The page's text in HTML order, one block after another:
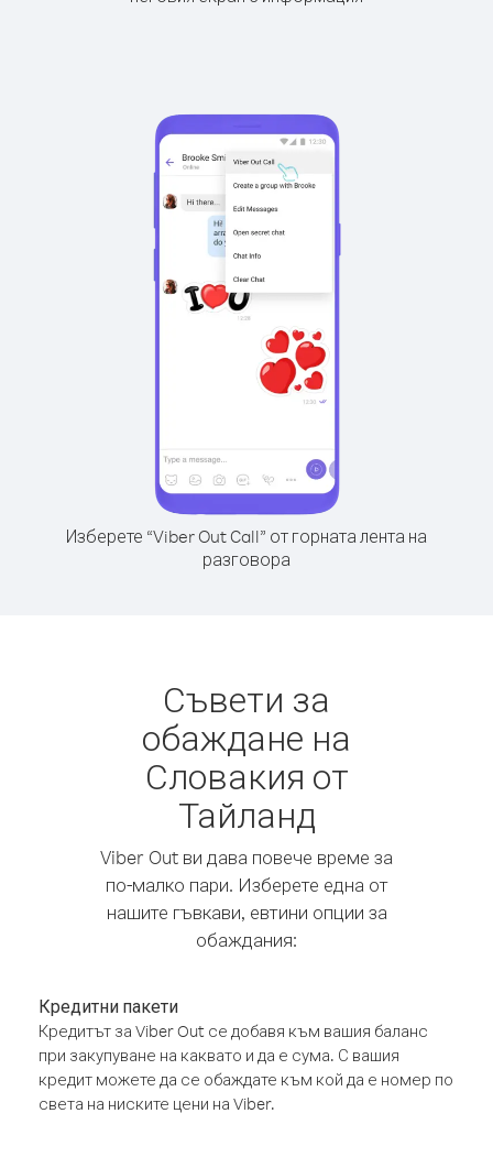
Изберете “Viber Out Call” от горната лента на
разговора
Съвети за
обаждане на
Словакия от
Тайланд
Viber Out ви дава повече време за
по-малко пари. Изберете една от
нашите гъвкави, евтини опции за
обаждания:
Кредитни пакети
Кредитът за Viber Out се добавя към вашия баланс
при закупуване на каквато и да е сума. С вашия
кредит можете да се обаждате към кой да е номер по
света на ниските цени на Viber.